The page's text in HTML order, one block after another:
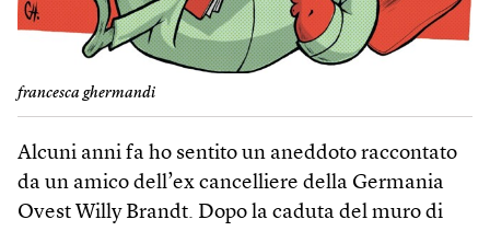
francesca ghermandi
Alcuni anni fa ho sentito un aneddoto raccontato
da un amico dell’ex cancelliere della Germania
Ovest Willy Brandt. Dopo la caduta del muro di